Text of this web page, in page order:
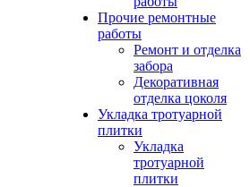
Прочие ремонтные
работы
Ремонт и отделка
забора
Декоративная
отделка цоколя
Укладка тротуарной
плитки
Укладка
тротуарной
плитки